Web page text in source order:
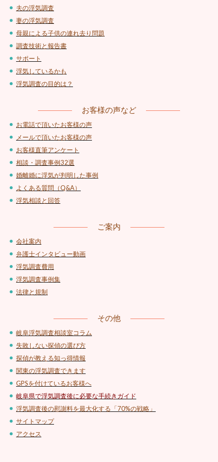
夫の浮気調査
妻の浮気調査
母親による子供の連れ去り問題
調査技術と報告書
サポート
浮気しているかも
浮気調査の目的は？
お客様の声など
お電話で頂いたお客様の声
メールで頂いたお客様の声
お客様直筆アンケート
相談・調査事例32選
婚離婚に浮気が判明した事例
よくある質問（Q&A）
浮気相談と回答
ご案内
会社案内
弁護士インタビュー動画
浮気調査費用
浮気調査事例集
法律と規制
その他
岐阜浮気調査相談室コラム
失敗しない探偵の選び方
探偵が教える知っ得情報
関東の浮気調査できます
GPSを付けているお客様へ
岐阜県で浮気調査後に必要な手続きガイド
浮気調査後の慰謝料を最大化する「70%の戦略」
サイトマップ
アクセス